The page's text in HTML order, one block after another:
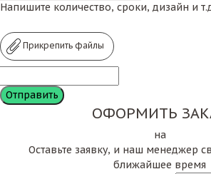
Напишите количество, сроки, дизайн и
Прикрепить файлы
ОФОРМИТЬ
на
Оставьте заявку, и наш менеджер
ближайшее время